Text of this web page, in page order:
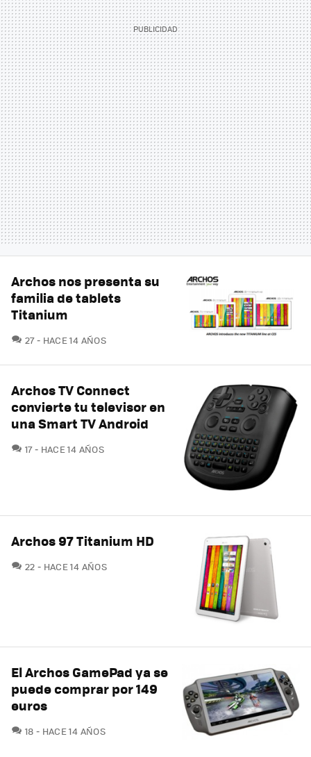
Archos nos presenta su
familia de tablets
Titanium
27COMENTARIOS
HACE 14 AÑOS
Archos TV Connect
convierte tu televisor en
una Smart TV Android
17COMENTARIOS
HACE 14 AÑOS
Archos 97 Titanium HD
22 COMENTARIOS
HACE 14 AÑOS
El Archos GamePad ya se
puede comprar por 149
euros
18 COMENTARIOS
HACE 14 AÑOS